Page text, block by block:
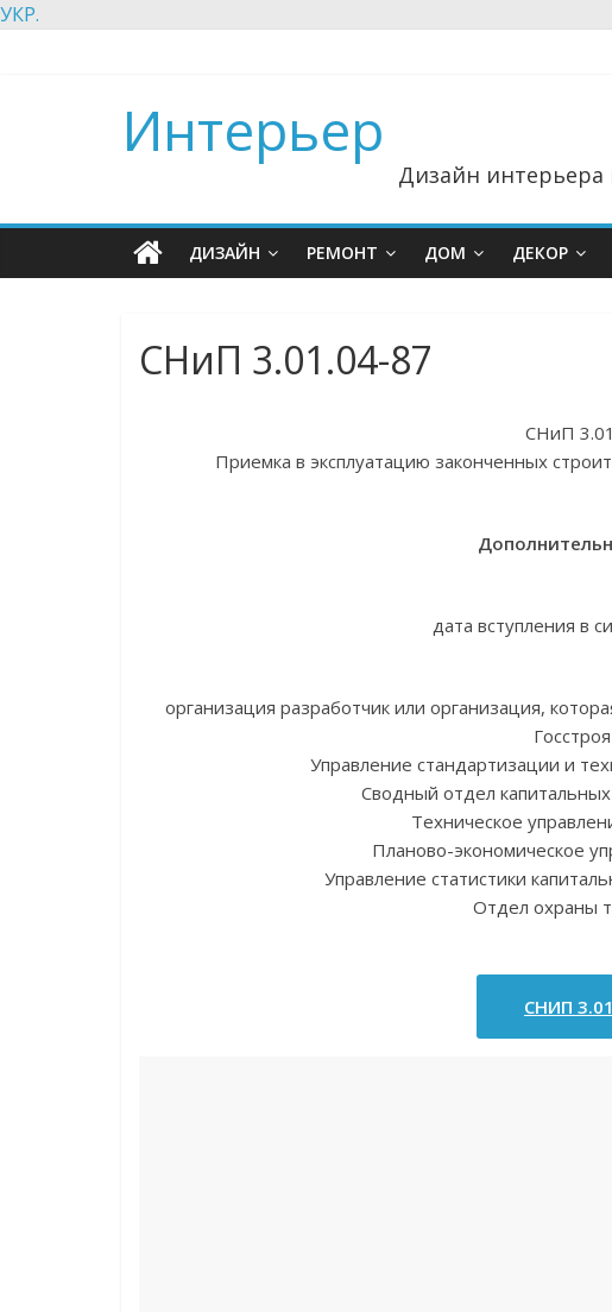
УКР.
Интерьер
Дизайн
ДИЗАЙН РЕМОНТ ДОМ ДЕКОР
СНиП 3.01.04-87
СНиП
Приемка в эксплуатацию законченных
дата вступления в
организация разработчик или организация,
Управление стандартизации и
Сводный отдел
Техническое
Планово-экономическое
Управление статистики
Отдел охраны
СНИП